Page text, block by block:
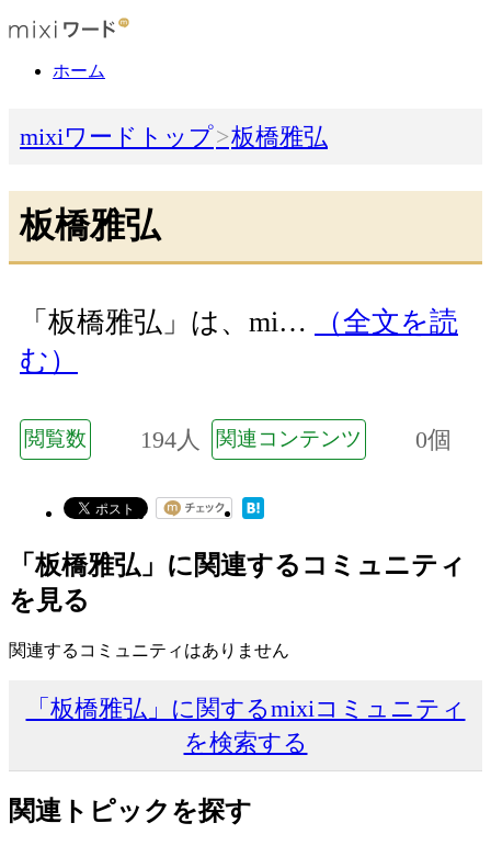
ホーム
mixiワードトップ 板橋雅弘
板橋雅弘
「板橋雅弘」は、mi…
（全文を読
む）
閲覧数 194人 関連コンテンツ 0個
「板橋雅弘」に関連するコミュニティ
を見る
関連するコミュニティはありません
「板橋雅弘」に関するmixiコミュニティ
を検索する
関連トピックを探す